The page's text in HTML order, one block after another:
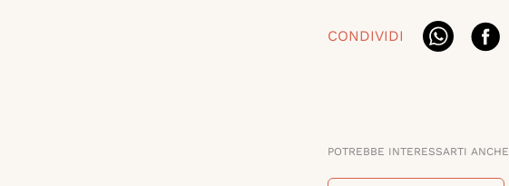
CONDIVIDI
POTREBBE INTERESSARTI ANCHE